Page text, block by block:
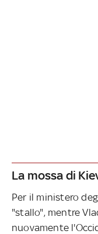
La mossa di
Per il ministero
"stallo", mentre
nuovamente